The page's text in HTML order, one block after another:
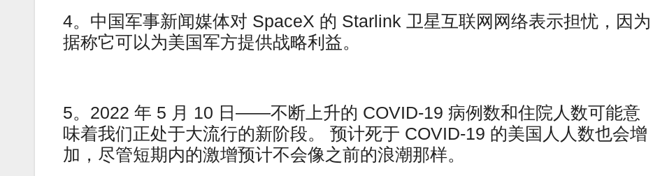
4。中国军事新闻媒体对 SpaceX 的 Starlink 卫星互联网网络表示担忧，因为
据称它可以为美国军方提供战略利益。
5。2022 年 5 月 10 日——不断上升的 COVID-19 病例数和住院人数可能意
味着我们正处于大流行的新阶段。 预计死于 COVID-19 的美国人人数也会增
加，尽管短期内的激增预计不会像之前的浪潮那样。